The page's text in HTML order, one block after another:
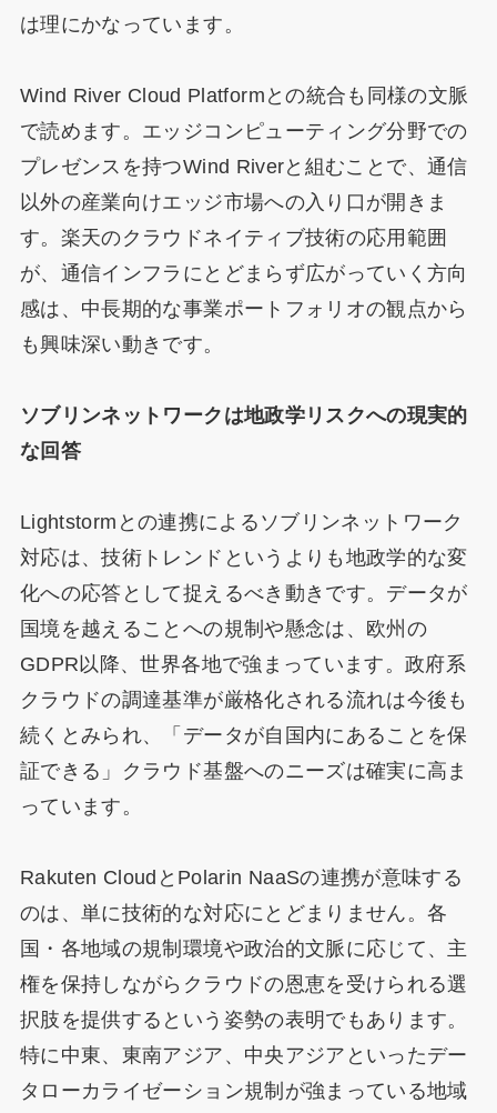
は理にかなっています。
Wind River Cloud Platformとの統合も同様の文脈
で読めます。エッジコンピューティング分野での
プレゼンスを持つWind Riverと組むことで、通信
以外の産業向けエッジ市場への入り口が開きま
す。楽天のクラウドネイティブ技術の応用範囲
が、通信インフラにとどまらず広がっていく方向
感は、中長期的な事業ポートフォリオの観点から
も興味深い動きです。
ソブリンネットワークは地政学リスクへの現実的
な回答
Lightstormとの連携によるソブリンネットワーク
対応は、技術トレンドというよりも地政学的な変
化への応答として捉えるべき動きです。データが
国境を越えることへの規制や懸念は、欧州の
GDPR以降、世界各地で強まっています。政府系
クラウドの調達基準が厳格化される流れは今後も
続くとみられ、「データが自国内にあることを保
証できる」クラウド基盤へのニーズは確実に高ま
っています。
Rakuten CloudとPolarin NaaSの連携が意味する
のは、単に技術的な対応にとどまりません。各
国・各地域の規制環境や政治的文脈に応じて、主
権を保持しながらクラウドの恩恵を受けられる選
択肢を提供するという姿勢の表明でもあります。
特に中東、東南アジア、中央アジアといったデー
タローカライゼーション規制が強まっている地域